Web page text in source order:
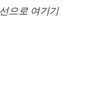
으로 여기기